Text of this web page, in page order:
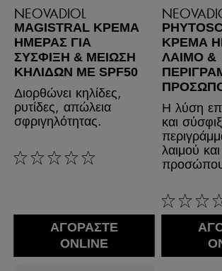
NEOVADIOL
MAGISTRAL ΚΡΕΜΑ
ΗΜΕΡΑΣ ΓΙΑ
ΣΥΣΦΙΞΗ & ΜΕΙΩΣΗ
ΚΗΛΙΔΩΝ ΜΕ SPF50
Διορθώνει κηλίδες,
ρυτίδες, απώλεια
σφριγηλότητας.
0/5
ΑΓΟΡΑΣΤΕ
ONLINE
ΚΡΈΜΑ
ΛΑΙΜΌ &
Η λύση
και
λαιμού
0/5